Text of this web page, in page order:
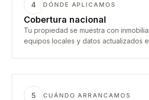
4 DÓNDE APLICAMOS
Cobertura nacional
Tu propiedad se muestra con
equipos locales y datos actualizados
5 CUÁNDO ARRANCAMOS